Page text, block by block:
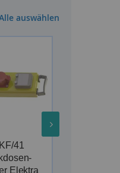
auswählen
41
Elektra